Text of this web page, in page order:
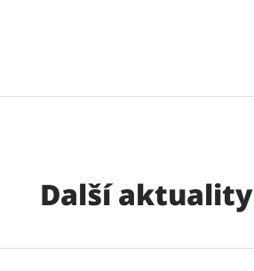
Další aktuality